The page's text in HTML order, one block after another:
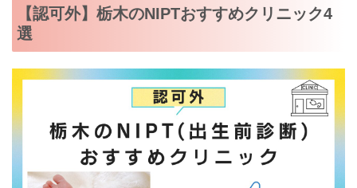
【認可外】栃木のNIPTおすすめクリニック4
選